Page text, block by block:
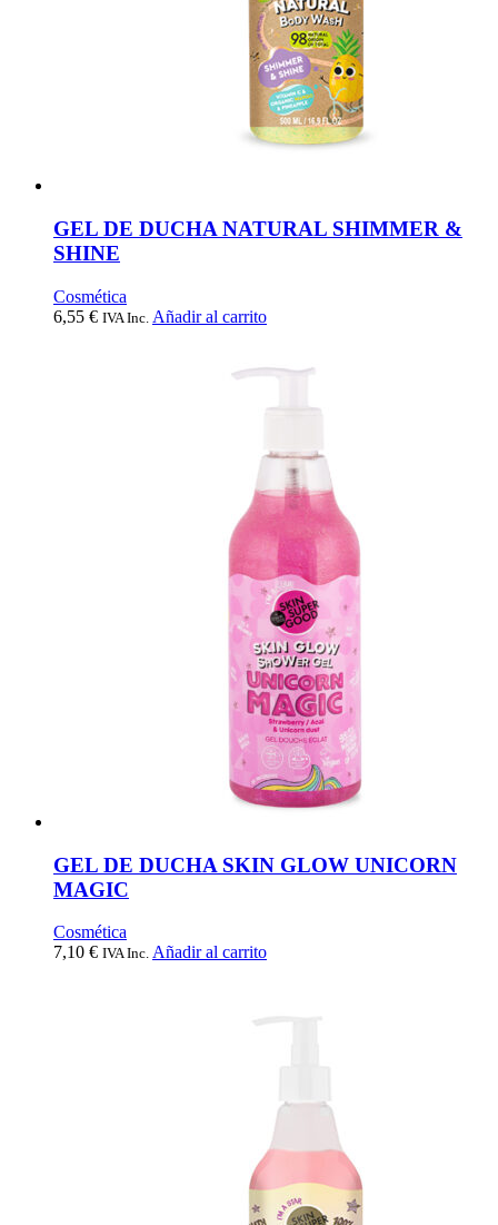
GEL DE DUCHA NATURAL SHIMMER &
SHINE
Cosmética
6,55 € IVA Inc. Añadir al carrito
GEL DE DUCHA SKIN GLOW UNICORN
MAGIC
Cosmética
7,10 € IVA Inc. Añadir al carrito